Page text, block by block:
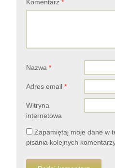
Komentarz *
Nazwa *
Adres email *
Witryna
internetowa
Zapamiętaj moje dane w
pisania kolejnych